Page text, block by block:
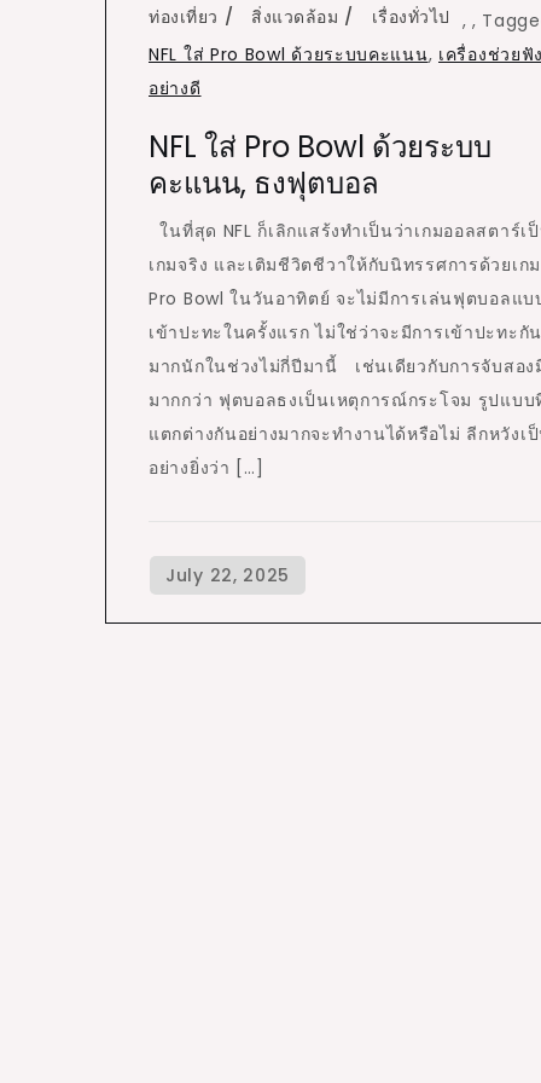
ท่องเที่ยว ,
สิ่งแวดล้อม ,
เรื่องทั่วไป
NFL ใส่ Pro Bowl ด้วยระบบคะแนน, เครื่องช่วยฟัง
อย่างดี
NFL ใส่ Pro Bowl ด้วยระบบ
คะแนน, ธงฟุตบอล
ในที่สุด NFL ก็เลิกแสร้งทำเป็นว่าเกมออลสตาร์เ
เกมจริง และเติมชีวิตชีวาให้กับนิทรรศการด้วยเกม
Pro Bowl ในวันอาทิตย์ จะไม่มีการเล่นฟุตบอลแบ
เข้าปะทะในครั้งแรก ไม่ใช่ว่าจะมีการเข้าปะทะกัน
มากนักในช่วงไม่กี่ปีมานี้ เช่นเดียวกับการจับสอง
มากกว่า ฟุตบอลธงเป็นเหตุการณ์กระโจม รูปแบบ
แตกต่างกันอย่างมากจะทำงานได้หรือไม่ ลีกหวังเ
อย่างยิ่งว่า […]